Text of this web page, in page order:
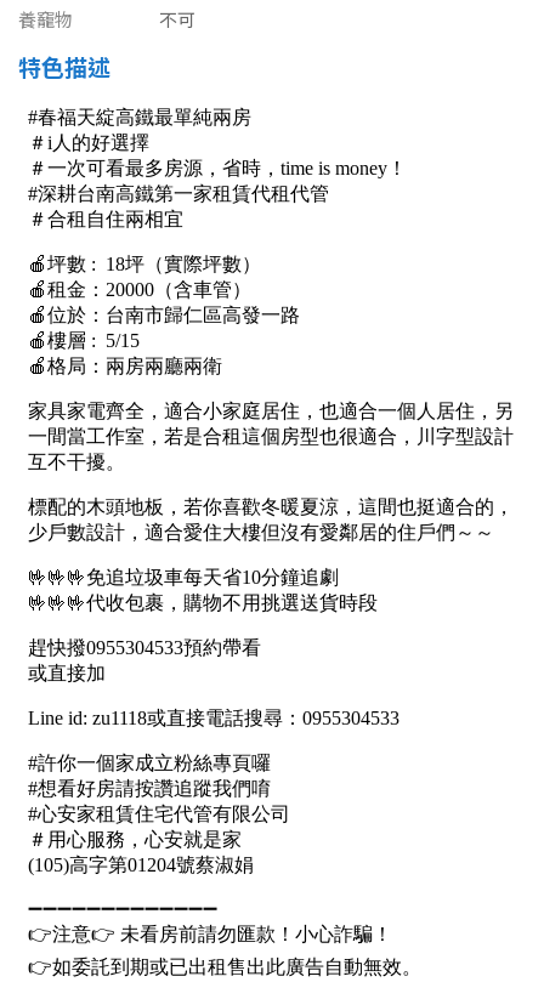
台南市
澎湖縣
屏東縣
台東縣
花蓮縣
金門連江
80坪以上
樓層
不拘
1樓
3樓 4樓
5~10樓
21樓以上
~
格局
不拘
1房
2房
4房
養竉物
不可
特色描述